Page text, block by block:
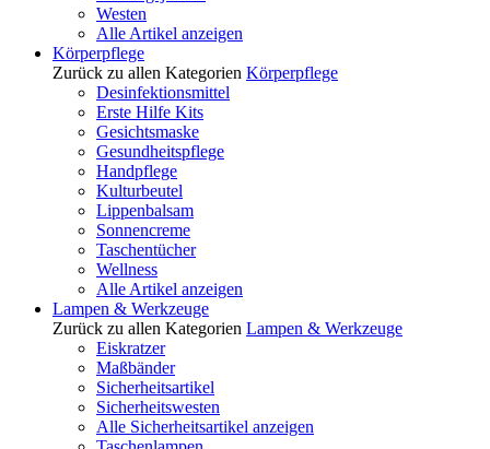
Westen
Alle Artikel anzeigen
Körperpflege
Zurück zu allen Kategorien Körperpflege
Desinfektionsmittel
Erste Hilfe Kits
Gesichtsmaske
Gesundheitspflege
Handpflege
Kulturbeutel
Lippenbalsam
Sonnencreme
Taschentücher
Wellness
Alle Artikel anzeigen
Lampen & Werkzeuge
Zurück zu allen Kategorien Lampen & Werkzeuge
Eiskratzer
Maßbänder
Sicherheitsartikel
Sicherheitswesten
Alle Sicherheitsartikel anzeigen